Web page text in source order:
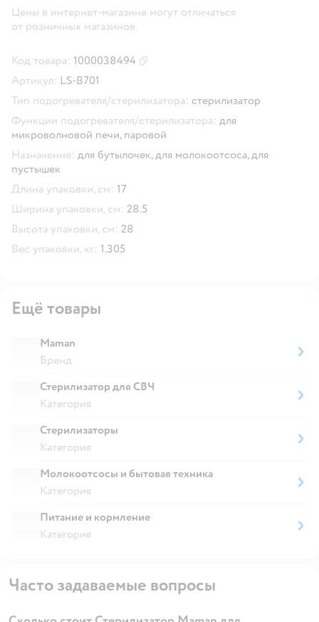
Цены в интернет-магазине могут отличаться
от розничных магазинов.
Код товара: 1000038494
Артикул: LS-B701
Тип подогревателя/стерилизатора: стерилизатор
Функции подогревателя/стерилизатора: для
микроволновой печи, паровой
Назначение: для бутылочек,для молокоотсоса,для
пустышек
Длина упаковки, см: 17
Ширина упаковки, см: 28.5
Высота упаковки, см: 28
Вес упаковки, кг: 1.305
Ещё товары
Maman
Бренд
Стерилизатор для СВЧ
Категория
Стерилизаторы
Категория
Молокоотсосы и бытовая техника
Категория
Питание и кормление
Категория
Часто задаваемые вопросы